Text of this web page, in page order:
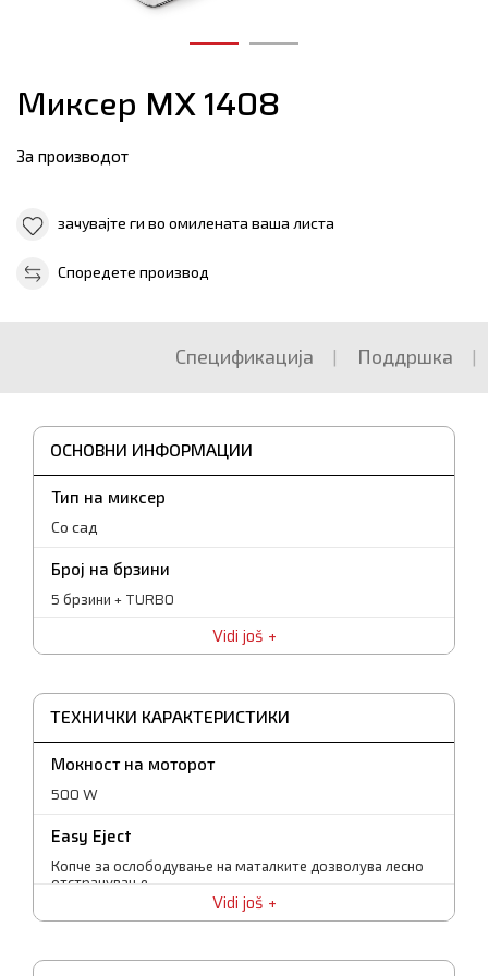
Миксер MX 1408
За производот
зачувајте ги во омилената ваша листа
Споредете производ
Спецификација Поддршка
ОСНОВНИ ИНФОРМАЦИИ
Тип на миксер
Со сад
Број на брзини
5 брзини + TURBO
Vidi još
ТЕХНИЧКИ КАРАКТЕРИСТИКИ
Мокност на моторот
500 W
Easy Eject
Копче за ослободување на маталките дозволува лесно
отстранување
Додатоци
2 стандардни маталки, маталки за тесто
Vidi još